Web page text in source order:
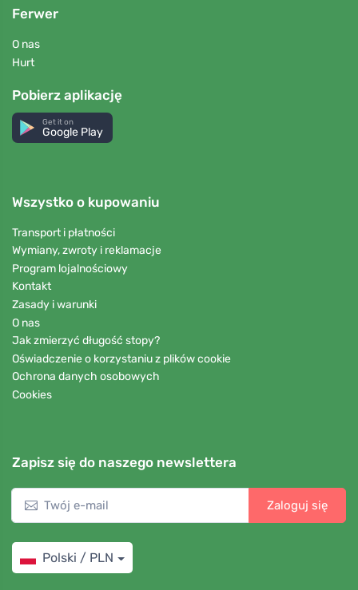
Ferwer
O nas
Hurt
Pobierz aplikację
Get it on
Google Play
Wszystko o kupowaniu
Transport i płatności
Wymiany, zwroty i reklamacje
Program lojalnościowy
Kontakt
Zasady i warunki
O nas
Jak zmierzyć długość stopy?
Oświadczenie o korzystaniu z plików cookie
Ochrona danych osobowych
Cookies
Zapisz się do naszego newslettera
Zaloguj się
Polski / PLN